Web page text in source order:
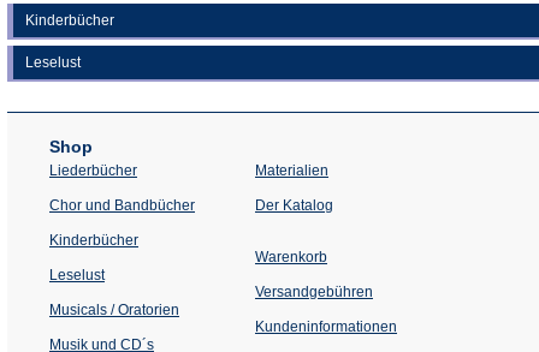
Kinderbücher
Leselust
Shop
Liederbücher
Chor und Bandbücher
Kinderbücher
Leselust
Musicals / Oratorien
Musik und CD´s
Materialien
Der Katalog
Warenkorb
Versandgebühren
Kundeninformationen